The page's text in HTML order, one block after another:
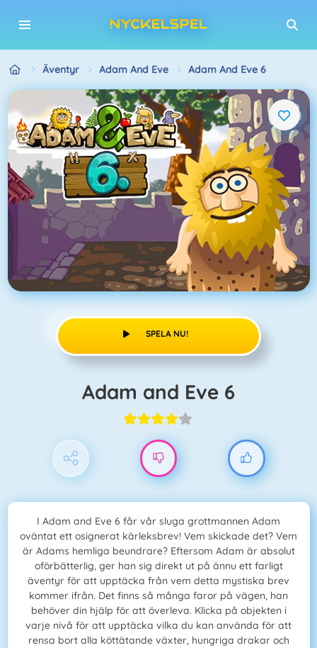
Äventyr Adam And Eve Adam And Eve 6
SPELA NU!
Adam and Eve 6
I Adam and Eve 6 får vår sluga grottmannen Adam
oväntat ett osignerat kärleksbrev! Vem skickade det? Vem
är Adams hemliga beundrare? Eftersom Adam är absolut
oförbätterlig, ger han sig direkt ut på ännu ett farligt
äventyr för att upptäcka från vem detta mystiska brev
kommer ifrån. Det finns så många faror på vägen, han
behöver din hjälp för att överleva. Klicka på objekten i
varje nivå för att upptäcka vilka du kan använda för att
rensa bort alla köttätande växter, hungriga drakar och